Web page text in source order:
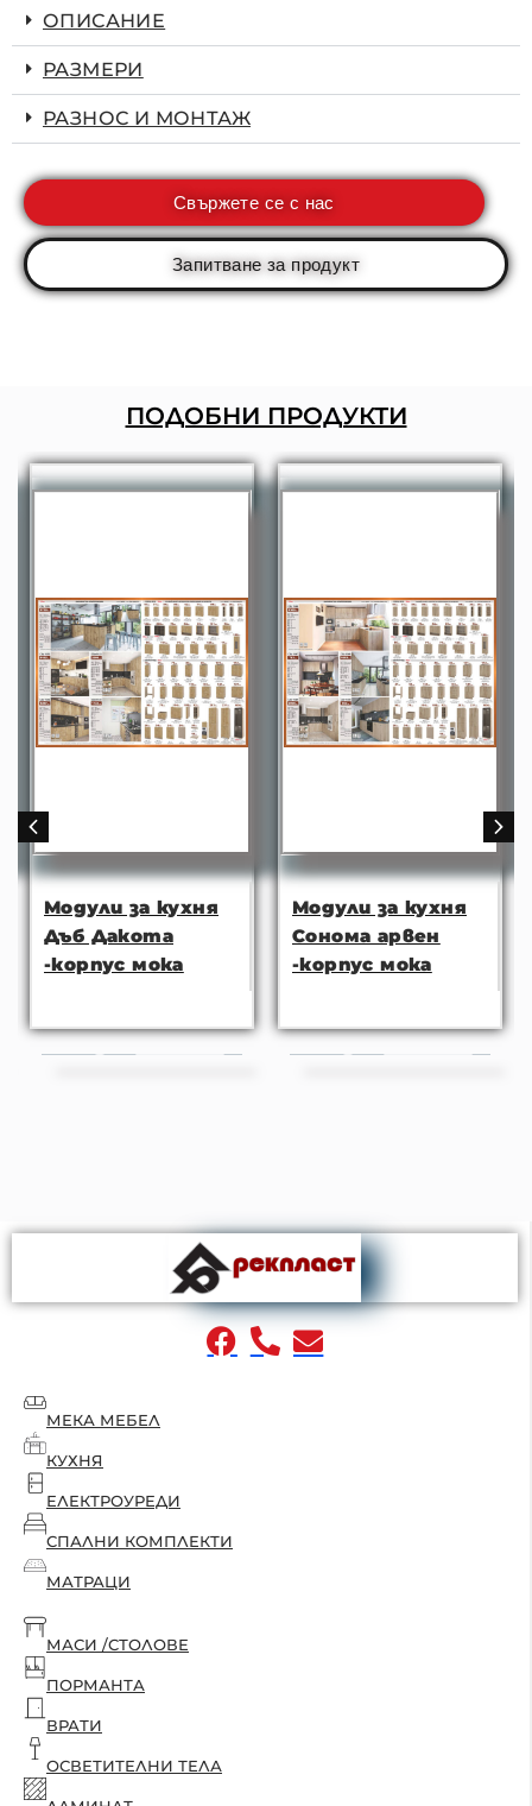
ОПИСАНИЕ
РАЗМЕРИ
РАЗНОС И МОНТАЖ
Свържете се с нас
Запитване за продукт
ПОДОБНИ ПРОДУКТИ
Модули за кухня
Дъб Дакота
-корпус мока
Модули за кухня
Сонома арвен
-корпус мока
МЕКА МЕБЕЛ
КУХНЯ
ЕЛЕКТРОУРЕДИ
СПАЛНИ КОМПЛЕКТИ
МАТРАЦИ
МАСИ /СТОЛОВЕ
ПОРМАНТА
ВРАТИ
ОСВЕТИТЕЛНИ ТЕЛА